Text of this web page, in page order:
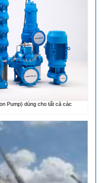
Pump) dùng cho tất cả các